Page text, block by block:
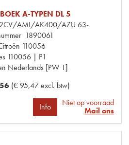
A-TYPEN DL 5
2CV/AMI/AK400/AZU 63-
1890061
110056
110056 | P1
Nederlands [PW 1]
(€ 95,47 excl. btw)
Info
Niet op voorraad
Mail ons